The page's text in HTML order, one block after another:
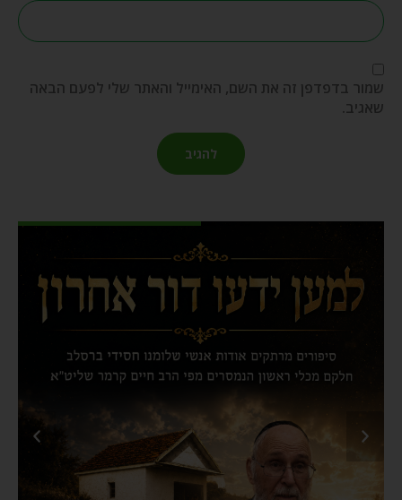
שמור בדפדפן זה את השם, האימייל והאתר שלי לפעם הבאה
שאגיב.